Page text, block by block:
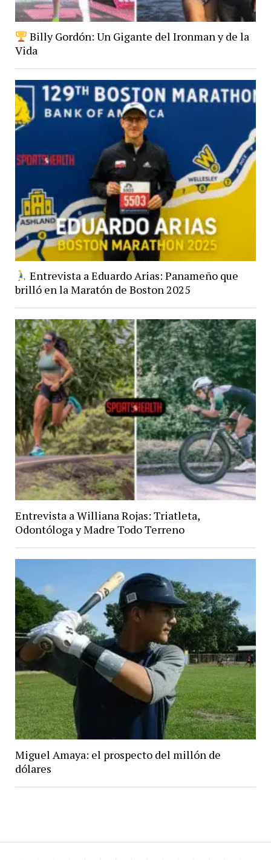
Billy Gordón: Un Gigante del Ironman y de la
Vida
Entrevista a Eduardo Arias: Panameño que
brilló en la Maratón de Boston 2025
Entrevista a Williana Rojas: Triatleta,
Odontóloga y Madre Todo Terreno
Miguel Amaya: el prospecto del millón de
dólares